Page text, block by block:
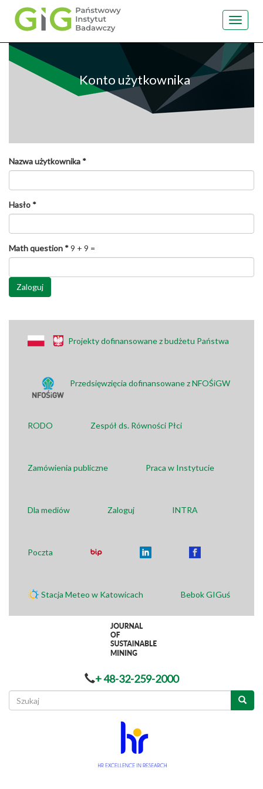
Przejdź
treści
Toggle
Konto użytkownika
Nazwa użytkownika *
Hasło *
Math question *9 + 9 =
Zaloguj
Projekty dofinansowane z budżetu Państwa
Przedsięwzięcia dofinansowane z NFOŚiGW
RODO Zespół ds. Równości Płci
Zamówienia publiczne Praca w Instytucie
Dla mediów Zaloguj INTRA
Poczta
Stacja Meteo w Katowicach Bebok GIGuś
+ 48-32-259-2000
Formularz